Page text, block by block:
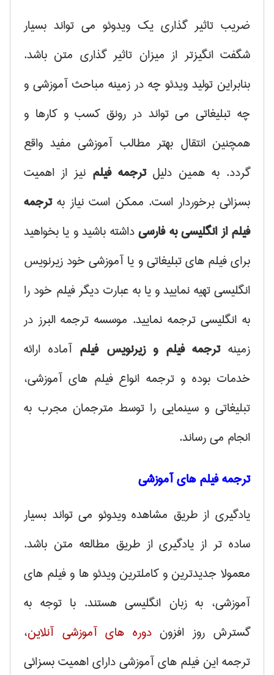
ضریب تاثیر گذاری یک ویدوئو می تواند بسیار
شگفت انگیزتر از میزان تاثیر گذاری متن باشد.
بنابراین تولید ویدئو چه در زمینه مباحث آموزشی و
چه تبلیغاتی می تواند در رونق کسب و کارها و
همچنین انتقال بهتر مطالب آموزشی مفید واقع
گردد. به همین دلیلترجمه فیلم نیز از اهمیت
بسزائی برخوردار است. ممکن است نیاز بهترجمه
فیلم از انگلیسی به فارسیداشته باشید و یا بخواهید
برای فیلم های تبلیغاتی و یا آموزشی خود زیرنویس
انگلیسی تهیه نمایید و یا به عبارت دیگر فیلم خود را
به انگلیسی ترجمه نمایید. موسسه ترجمه البرز در
زمینهترجمه فیلم و زیرنویس فیلم آماده ارائه
خدمات بوده و ترجمه انواع فیلم های آموزشی،
تبلیغاتی و سینمایی را توسط مترجمان مجرب به
انجام می رساند.
ترجمه فیلم های آموزشی
یادگیری از طریق مشاهده ویدوئو می تواند بسیار
ساده تر از یادگیری از طریق مطالعه متن باشد.
معمولا جدیدترین و کاملترین ویدئو ها و فیلم های
آموزشی، به زبان انگلیسی هستند. با توجه به
گسترش روز افزوندوره های آموزشی آنلاین،
ترجمه این فیلم های آموزشی دارای اهمیت بسزائی